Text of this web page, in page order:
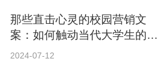
那些直击心灵的校园营销文
案：如何触动当代大学生的心
弦？
2024-07-12